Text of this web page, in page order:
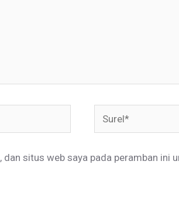
Surel*
dan situs web saya pada peramban ini